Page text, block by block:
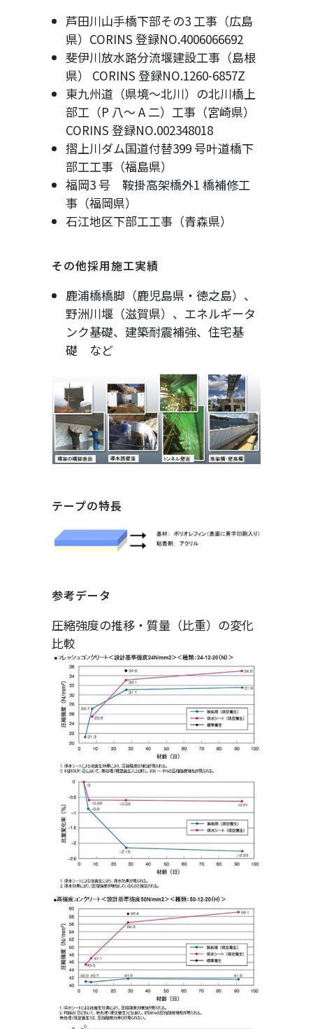
芦田川山手橋下部その3 工事（広島
県）CORINS 登録NO.4006066692
斐伊川放水路分流堰建設工事（島根
県） CORINS 登録NO.1260-6857Z
東九州道（県境～北川）の北川橋上
部工（P 八～ A 二）工事（宮崎県）
CORINS 登録NO.002348018
摺上川ダム国道付替399 号叶道橋下
部工工事（福島県）
福岡3 号 鞍掛高架橋外1 橋補修工
事（福岡県）
石江地区下部工工事（青森県）
その他採用施工実績
鹿浦橋橋脚（鹿児島県・徳之島）、
野洲川堰（滋賀県）、エネルギータ
ンク基礎、建築耐震補強、住宅基
礎 など
テープの特長
参考データ
圧縮強度の推移・質量（比重）の変化
比較